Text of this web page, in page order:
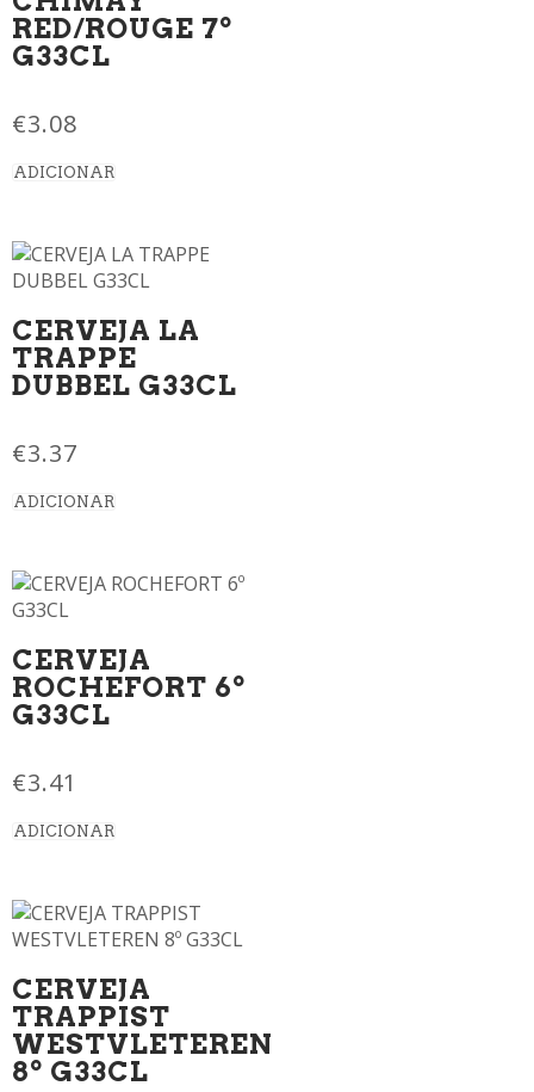
RED/ROUGE 7º
G33CL
€3.08
ADICIONAR
CERVEJA LA
TRAPPE
DUBBEL G33CL
€3.37
ADICIONAR
CERVEJA
ROCHEFORT 6º
G33CL
€3.41
ADICIONAR
CERVEJA
TRAPPIST
WESTVLETEREN
8º G33CL